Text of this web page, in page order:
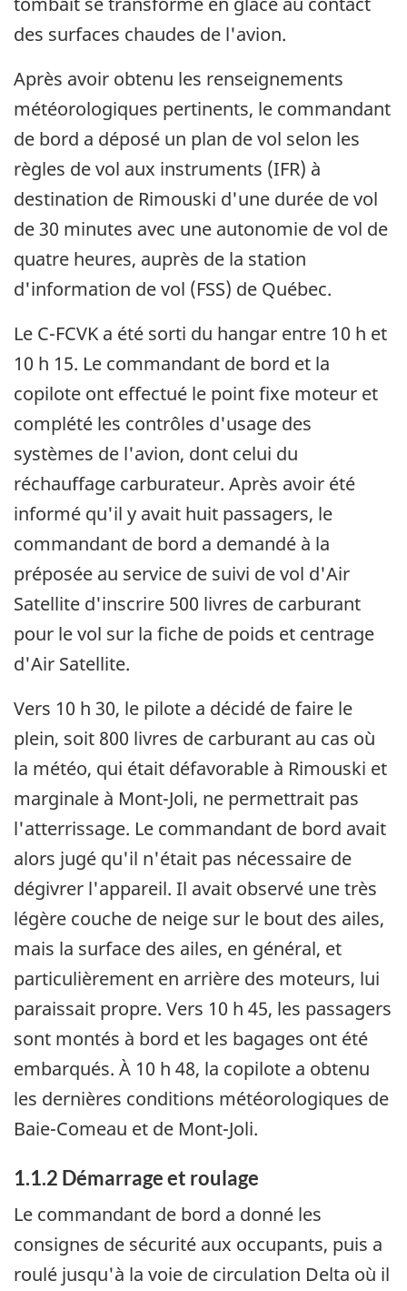
des surfaces chaudes de l'avion.
Après avoir obtenu les renseignements
météorologiques pertinents, le commandant
de bord a déposé un plan de vol selon les
règles de vol aux instruments (IFR) à
destination de Rimouski d'une durée de vol
de 30 minutes avec une autonomie de vol de
quatre heures, auprès de la station
d'information de vol (FSS) de Québec.
Le C-FCVK a été sorti du hangar entre 10 h et
10 h 15. Le commandant de bord et la
copilote ont effectué le point fixe moteur et
complété les contrôles d'usage des
systèmes de l'avion, dont celui du
réchauffage carburateur. Après avoir été
informé qu'il y avait huit passagers, le
commandant de bord a demandé à la
préposée au service de suivi de vol d'Air
Satellite d'inscrire 500 livres de carburant
pour le vol sur la fiche de poids et centrage
d'Air Satellite.
Vers 10 h 30, le pilote a décidé de faire le
plein, soit 800 livres de carburant au cas où
la météo, qui était défavorable à Rimouski et
marginale à Mont-Joli, ne permettrait pas
l'atterrissage. Le commandant de bord avait
alors jugé qu'il n'était pas nécessaire de
dégivrer l'appareil. Il avait observé une très
légère couche de neige sur le bout des ailes,
mais la surface des ailes, en général, et
particulièrement en arrière des moteurs, lui
paraissait propre. Vers 10 h 45, les passagers
sont montés à bord et les bagages ont été
embarqués. À 10 h 48, la copilote a obtenu
les dernières conditions météorologiques de
Baie-Comeau et de Mont-Joli.
1.1.2 Démarrage et roulage
Le commandant de bord a donné les
consignes de sécurité aux occupants, puis a
roulé jusqu'à la voie de circulation Delta où il